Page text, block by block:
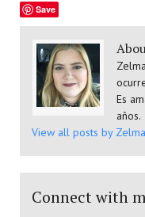
Save
Es
años.
View all posts by Zelma
Connect with